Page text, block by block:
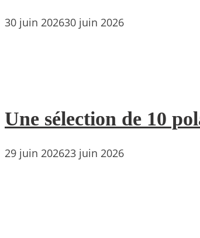
30 juin 202630 juin 2026
Une sélection de 10
29 juin 202623 juin 2026